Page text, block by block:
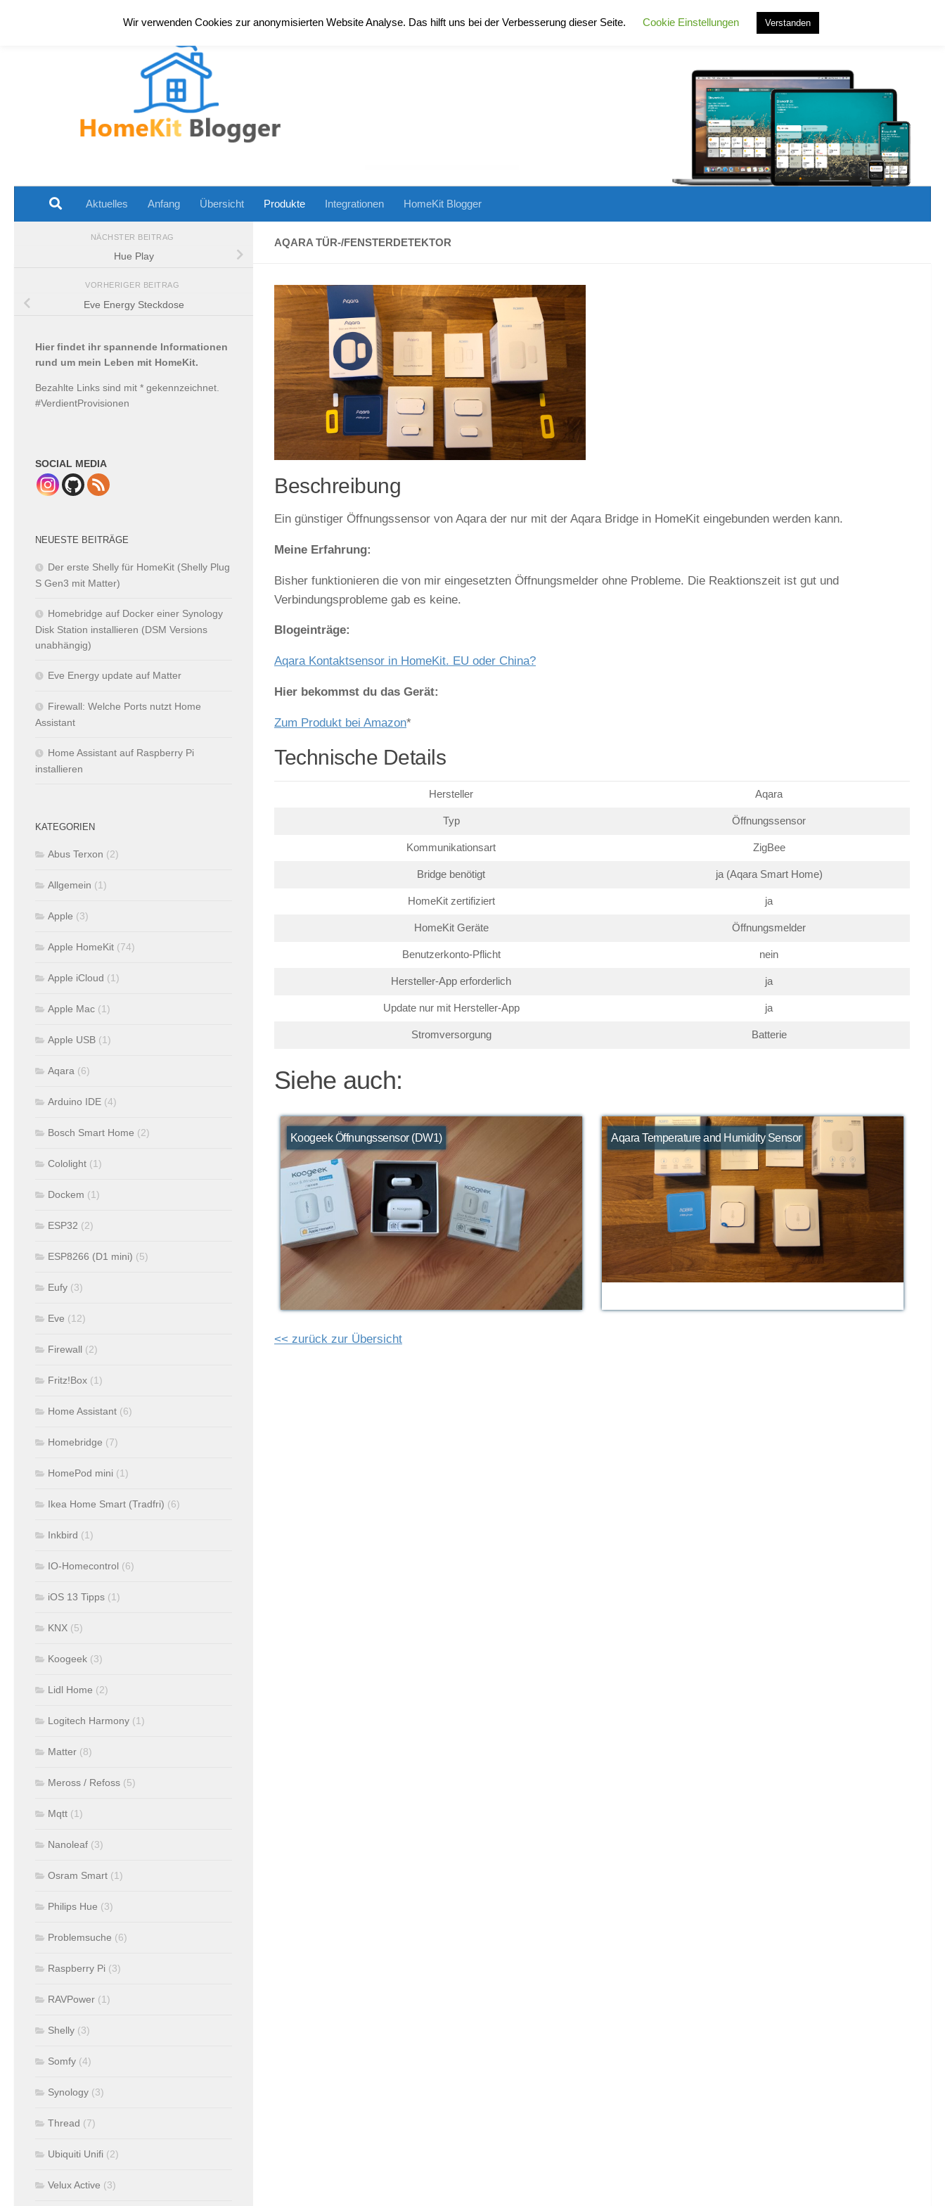
Aktuelles Anfang Übersicht Produkte Integrationen HomeKit Blogger
AQARA TÜR-/FENSTERDETEKTOR
Beschreibung
Ein günstiger Öffnungssensor von Aqara der nur mit der Aqara Bridge in HomeKit eingebunden werden kann.
Meine Erfahrung:
Bisher funktionieren die von mir eingesetzten Öffnungsmelder ohne Probleme. Die Reaktionszeit ist gut und
Verbindungsprobleme gab es keine.
Blogeinträge:
Aqara Kontaktsensor in HomeKit. EU oder China?
Hier bekommst du das Gerät:
Zum Produkt bei Amazon*
Technische Details
Hersteller Aqara
Typ Öffnungssensor
Kommunikationsart ZigBee
Bridge benötigt ja (Aqara Smart Home)
HomeKit zertifiziert ja
HomeKit Geräte Öffnungsmelder
Benutzerkonto-Pflicht nein
Hersteller-App erforderlich ja
Update nur mit Hersteller-App ja
Stromversorgung Batterie
Siehe auch:
Koogeek Öffnungssensor (DW1) Aqara Temperature and Humidity Sensor
<< zurück zur Übersicht
NÄCHSTER BEITRAG
Hue Play
VORHERIGER BEITRAG
Eve Energy Steckdose
Hier findet ihr spannende Informationen
rund um mein Leben mit HomeKit.
Bezahlte Links sind mit * gekennzeichnet.
#VerdientProvisionen
SOCIAL MEDIA
NEUESTE BEITRÄGE
Der erste Shelly für HomeKit (Shelly Plug
S Gen3 mit Matter)
Homebridge auf Docker einer Synology
Disk Station installieren (DSM Versions
unabhängig)
Eve Energy update auf Matter
Firewall: Welche Ports nutzt Home
Assistant
Home Assistant auf Raspberry Pi
installieren
KATEGORIEN
Abus Terxon (2)
Allgemein (1)
Apple (3)
Apple HomeKit (74)
Apple iCloud (1)
Apple Mac (1)
Apple USB (1)
Aqara (6)
Arduino IDE (4)
Bosch Smart Home (2)
Cololight (1)
Dockem (1)
ESP32 (2)
ESP8266 (D1 mini) (5)
Eufy (3)
Eve (12)
Firewall (2)
Fritz!Box (1)
Home Assistant (6)
Homebridge (7)
HomePod mini (1)
Ikea Home Smart (Tradfri) (6)
Inkbird (1)
IO-Homecontrol (6)
iOS 13 Tipps (1)
KNX (5)
Koogeek (3)
Lidl Home (2)
Logitech Harmony (1)
Matter (8)
Meross / Refoss (5)
Mqtt (1)
Nanoleaf (3)
Osram Smart (1)
Philips Hue (3)
Problemsuche (6)
Raspberry Pi (3)
RAVPower (1)
Shelly (3)
Somfy (4)
Synology (3)
Thread (7)
Ubiquiti Unifi (2)
Velux Active (3)
Wir verwenden Cookies zur anonymisierten Website Analyse. Das hilft uns bei der Verbesserung dieser Seite. Cookie Einstellungen Verstanden